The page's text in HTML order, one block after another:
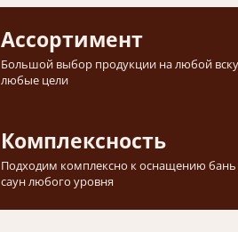
Ассортимент
Большой выбор продукции на любой
любые цели
Комплексность
Подходим комплексно к оснащению
саун любого уровня